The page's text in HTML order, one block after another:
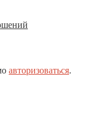
авторизоваться.